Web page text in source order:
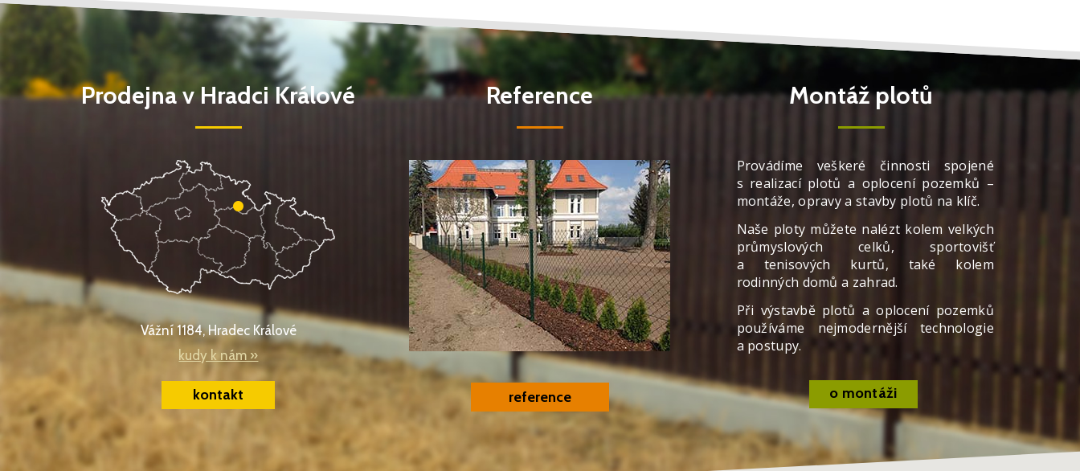
Prodejna v Hradci Králové
Vážní 1184, Hradec Králové
kudy k nám »
kontakt
Reference
reference
Montáž plotů
Provádíme veškeré činnosti spojené
s realizací plotů a oplocení pozemků –
montáže, opravy a stavby plotů na klíč.
Naše ploty můžete nalézt kolem velkých
průmyslových celků, sportovišť
a tenisových kurtů, také kolem
rodinných domů a zahrad.
Při výstavbě plotů a oplocení pozemků
používáme nejmodernější technologie
a postupy.
o montáži